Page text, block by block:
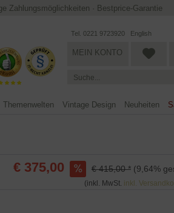
Zahlungsmöglichkeiten · Bestprice-Garantie
Tel. 0221 9723920 English
MEIN KONTO
Themenwelten Vintage Design Neuheiten
€ 375,00 € 415,00 * (9,64%
(inkl. MwSt. inkl.